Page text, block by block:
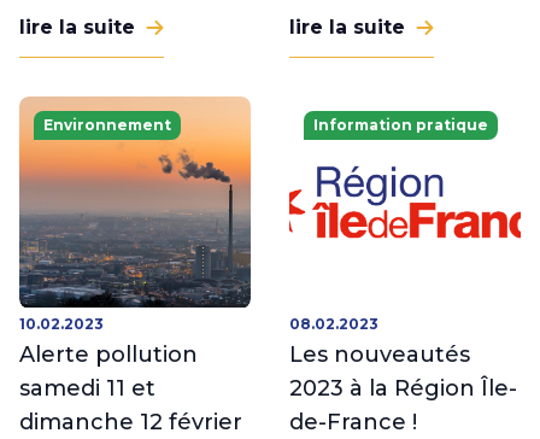
lire la suite lire la suite
Environnement
10.02.2023
Alerte pollution
samedi 11 et
dimanche 12 février
Information pratique
08.02.2023
Les nouveautés
2023 à la Région Île-
de-France !